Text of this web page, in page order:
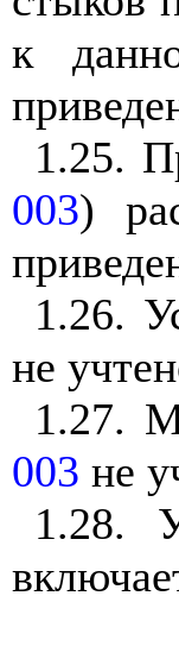
к
1.25.
003)
1.26.
не
1.27.
003 не
1.28.